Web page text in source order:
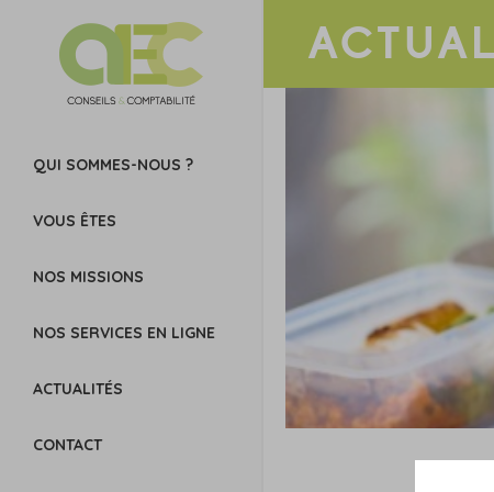
QUI SOMMES-NOUS ?
VOUS ÊTES
NOS MISSIONS
NOS SERVICES EN LIGNE
ACTUALITÉS
CONTACT